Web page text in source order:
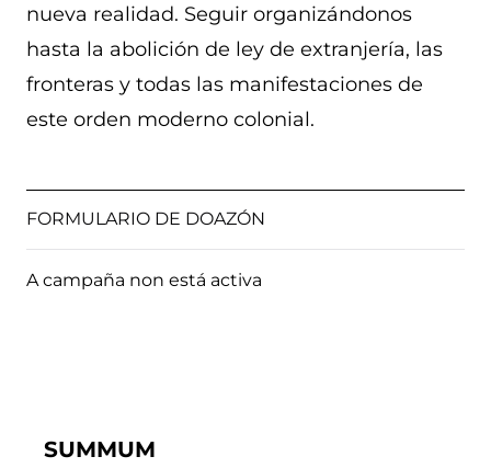
nueva realidad. Seguir organizándonos
hasta la abolición de ley de extranjería, las
fronteras y todas las manifestaciones de
este orden moderno colonial.
FORMULARIO DE DOAZÓN
A campaña non está activa
SUMMUM